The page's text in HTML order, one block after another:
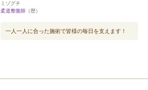
ミゾグチ
柔道整復師 （歴）
一人一人に合った施術で皆様の毎日を支えます！